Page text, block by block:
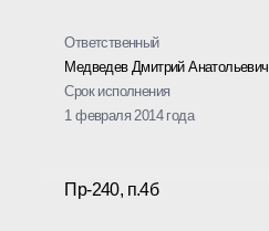
Ответственный
Медведев Дмитрий Анатольевич
Срок исполнения
1 февраля 2014 года
Пр-240, п.4б